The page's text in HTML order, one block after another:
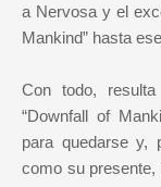
a Nervosa y el
Mankind” hasta
Con todo,
“Downfall of
para quedarse y,
como su